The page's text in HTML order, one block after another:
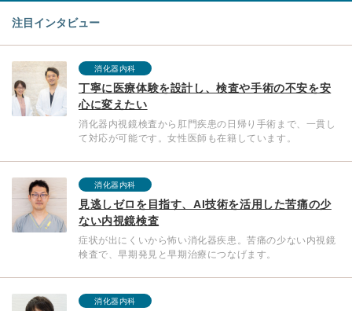
注目インタビュー
消化器内科
丁寧に医療体験を設計し、検査や手術の不安を安
心に変えたい
消化器内視鏡検査から肛門疾患の日帰り手術まで、一貫し
て対応が可能です。女性医師も在籍しています。
消化器内科
見逃しゼロを目指す、AI技術を活用した苦痛の少
ない内視鏡検査
症状が出にくいから怖い消化器疾患。苦痛の少ない内視鏡
検査で、早期発見と早期治療につなげます。
消化器内科